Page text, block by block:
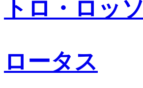
トロ・ロッソ
ロータス